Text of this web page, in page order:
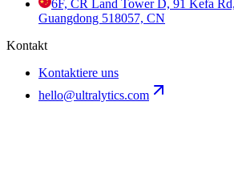
6F, CR Land Tower D, 91 Kefa
Guangdong 518057, CN
Kontakt
Kontaktiere uns
hello@ultralytics.com